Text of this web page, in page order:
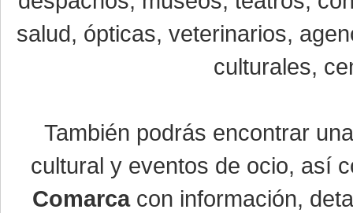
salud, ópticas, veterinarios,
culturales,
También podrás encontrar
cultural y eventos de ocio, así
Comarcacon información,